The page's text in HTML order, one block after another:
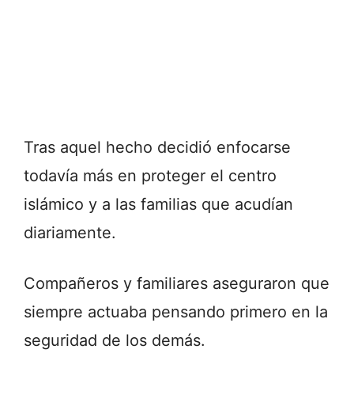
Tras aquel hecho decidió enfocarse
todavía más en proteger el centro
islámico y a las familias que acudían
diariamente.
Compañeros y familiares aseguraron que
siempre actuaba pensando primero en la
seguridad de los demás.